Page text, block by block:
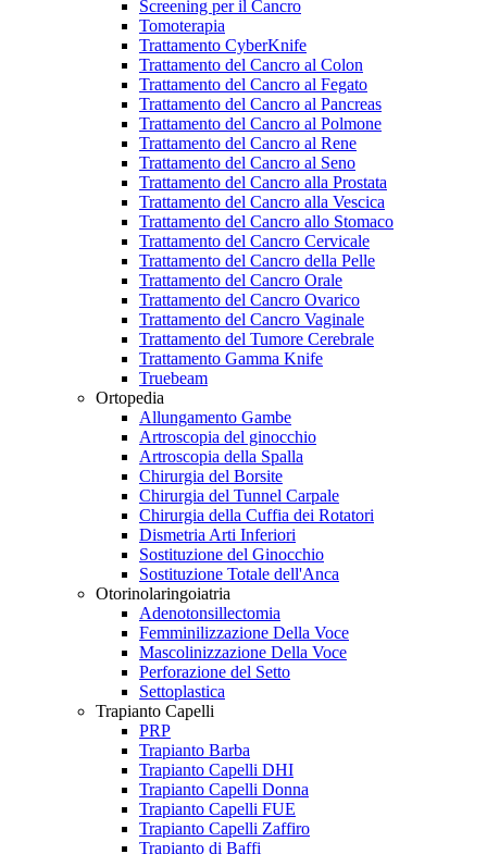
Screening per il Cancro
Tomoterapia
Trattamento CyberKnife
Trattamento del Cancro al Colon
Trattamento del Cancro al Fegato
Trattamento del Cancro al Pancreas
Trattamento del Cancro al Polmone
Trattamento del Cancro al Rene
Trattamento del Cancro al Seno
Trattamento del Cancro alla Prostata
Trattamento del Cancro alla Vescica
Trattamento del Cancro allo Stomaco
Trattamento del Cancro Cervicale
Trattamento del Cancro della Pelle
Trattamento del Cancro Orale
Trattamento del Cancro Ovarico
Trattamento del Cancro Vaginale
Trattamento del Tumore Cerebrale
Trattamento Gamma Knife
Truebeam
Ortopedia
Allungamento Gambe
Artroscopia del ginocchio
Artroscopia della Spalla
Chirurgia del Borsite
Chirurgia del Tunnel Carpale
Chirurgia della Cuffia dei Rotatori
Dismetria Arti Inferiori
Sostituzione del Ginocchio
Sostituzione Totale dell'Anca
Otorinolaringoiatria
Adenotonsillectomia
Femminilizzazione Della Voce
Mascolinizzazione Della Voce
Perforazione del Setto
Settoplastica
Trapianto Capelli
PRP
Trapianto Barba
Trapianto Capelli DHI
Trapianto Capelli Donna
Trapianto Capelli FUE
Trapianto Capelli Zaffiro
Trapianto di Baffi